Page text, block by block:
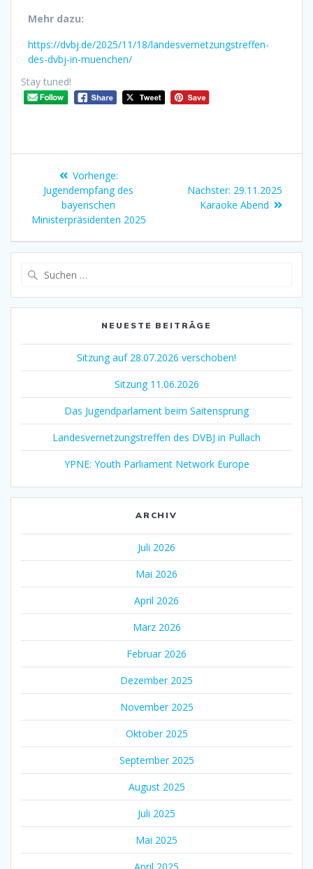
Mehr dazu:
https://dvbj.de/2025/11/18/landesvernetzungstreffen-
des-dvbj-in-muenchen/
Stay tuned!
Vorherige:
Jugendempfang des
bayerischen
Ministerpräsidenten 2025
Nächster: 29.11.2025
Karaoke Abend
NEUESTE BEITRÄGE
Sitzung auf 28.07.2026 verschoben!
Sitzung 11.06.2026
Das Jugendparlament beim Saitensprung
Landesvernetzungstreffen des DVBJ in Pullach
YPNE: Youth Parliament Network Europe
ARCHIV
Juli 2026
Mai 2026
April 2026
März 2026
Februar 2026
Dezember 2025
November 2025
Oktober 2025
September 2025
August 2025
Juli 2025
Mai 2025